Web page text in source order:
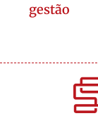
gestão